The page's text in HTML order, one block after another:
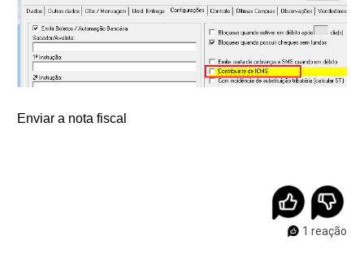
Enviar a nota fiscal
1 reação